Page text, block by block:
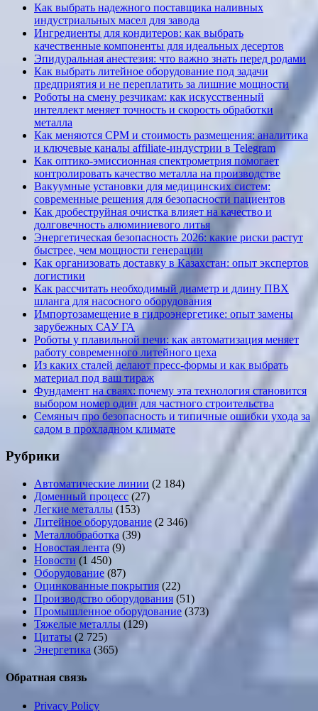
Как выбрать надежного поставщика наливных
индустриальных масел для завода
Ингредиенты для кондитеров: как выбрать
качественные компоненты для идеальных десертов
Эпидуральная анестезия: что важно знать перед родами
Как выбрать литейное оборудование под задачи
предприятия и не переплатить за лишние мощности
Роботы на смену резчикам: как искусственный
интеллект меняет точность и скорость обработки
металла
Как меняются CPM и стоимость размещения: аналитика
и ключевые каналы affiliate-индустрии в Telegram
Как оптико-эмиссионная спектрометрия помогает
контролировать качество металла на производстве
Вакуумные установки для медицинских систем:
современные решения для безопасности пациентов
Как дробеструйная очистка влияет на качество и
долговечность алюминиевого литья
Энергетическая безопасность 2026: какие риски растут
быстрее, чем мощности генерации
Как организовать доставку в Казахстан: опыт экспертов
логистики
Как рассчитать необходимый диаметр и длину ПВХ
шланга для насосного оборудования
Импортозамещение в гидроэнергетике: опыт замены
зарубежных САУ ГА
Роботы у плавильной печи: как автоматизация меняет
работу современного литейного цеха
Из каких сталей делают пресс-формы и как выбрать
материал под ваш тираж
Фундамент на сваях: почему эта технология становится
выбором номер один для частного строительства
Семяныч про безопасность и типичные ошибки ухода за
садом в прохладном климате
Рубрики
Автоматические линии (2 184)
Доменный процесс (27)
Легкие металлы (153)
Литейное оборудование (2 346)
Металлобработка (39)
Новостая лента (9)
Новости (1 450)
Оборудование (87)
Оцинкованные покрытия (22)
Производство оборудования (51)
Промышленное оборудование (373)
Тяжелые металлы (129)
Цитаты (2 725)
Энергетика (365)
Обратная связь
Privacy Policy